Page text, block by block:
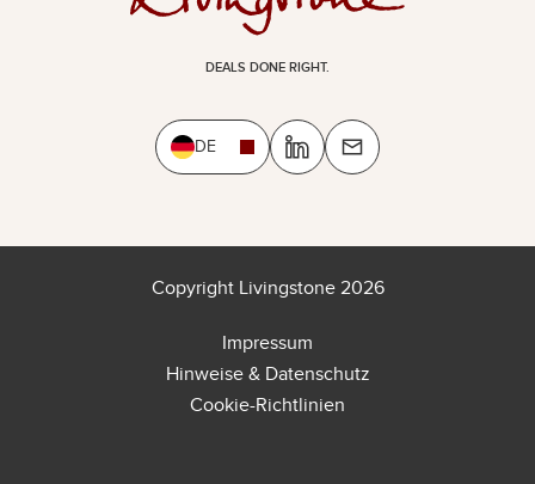
DEALS DONE RIGHT.
DE
Copyright Livingstone 2026
Impressum
Hinweise & Datenschutz
Cookie-Richtlinien